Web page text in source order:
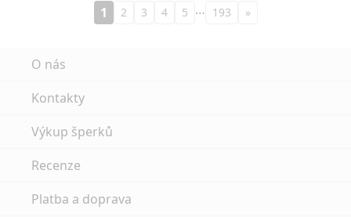
1 2 3 4 5 … 193 »
O nás
Kontakty
Výkup šperků
Recenze
Platba a doprava